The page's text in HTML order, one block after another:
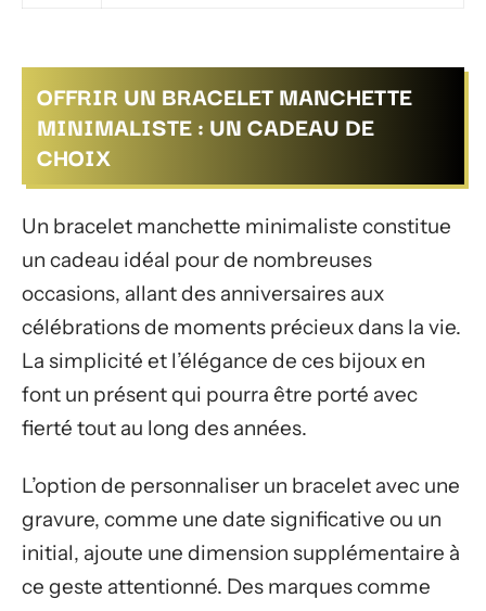
OFFRIR UN BRACELET MANCHETTE
MINIMALISTE : UN CADEAU DE
CHOIX
Un bracelet manchette minimaliste constitue
un cadeau idéal pour de nombreuses
occasions, allant des anniversaires aux
célébrations de moments précieux dans la vie.
La simplicité et l’élégance de ces bijoux en
font un présent qui pourra être porté avec
fierté tout au long des années.
L’option de personnaliser un bracelet avec une
gravure, comme une date significative ou un
initial, ajoute une dimension supplémentaire à
ce geste attentionné. Des marques comme